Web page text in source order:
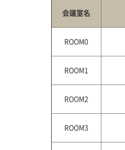
会議室名
ROOM0
ROOM1
ROOM2
ROOM3